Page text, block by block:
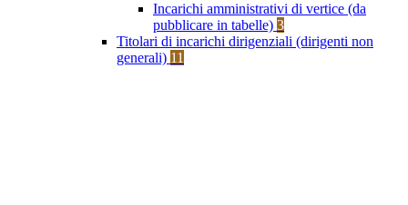
Incarichi amministrativi di vertice (da
pubblicare in tabelle) 3
Titolari di incarichi dirigenziali (dirigenti non
generali) 11